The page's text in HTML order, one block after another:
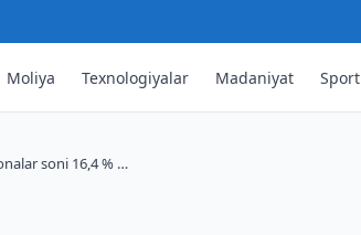
Moliya Texnologiyalar Madaniyat Sport
soni 16,4 % …